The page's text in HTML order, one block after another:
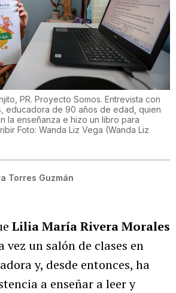
PR. Proyecto Somos. Entrevista con
educadora de 90 años de edad, quien
la enseñanza e hizo un libro para
Foto: Wanda Liz Vega (Wanda Liz
Torres Guzmán
Lilia María Rivera Morales
un salón de clases en
y, desde entonces, ha
a enseñar a leer y